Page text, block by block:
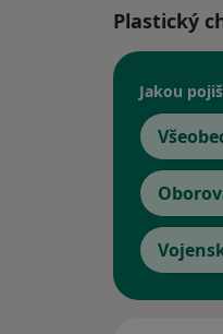
Plastický
Jakou